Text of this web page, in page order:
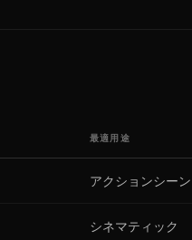
最適用途
アクションシーン
シネマティック